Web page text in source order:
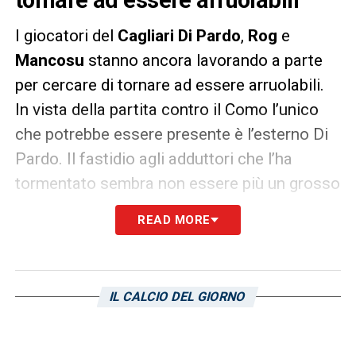
I giocatori del Cagliari Di Pardo, Rog e
Mancosu stanno ancora lavorando a parte
per cercare di tornare ad essere arruolabili.
In vista della partita contro il Como l’unico
che potrebbe essere presente è l’esterno Di
Pardo. Il fastidio agli adduttori che l’ha
tormentato sembra non essere più un grosso
READ MORE
IL CALCIO DEL GIORNO